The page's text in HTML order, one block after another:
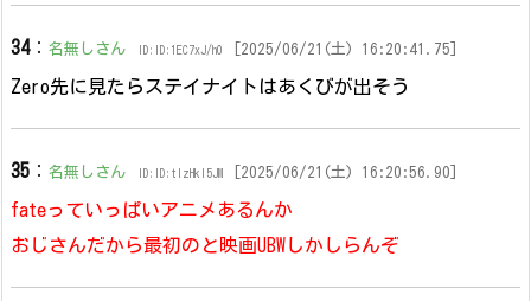
34： 名無しさん ID:ID:1EC7xJ/h0 [2025/06/21(土) 16:20:41.75]
Zero先に見たらステイナイトはあくびが出そう
35 ： 名無しさん ID:ID:tIzHkl5JM [2025/06/21(土) 16:20:56.90]
fateっていっぱいアニメあるんか
おじさんだから最初のと映画UBWしかしらんぞ